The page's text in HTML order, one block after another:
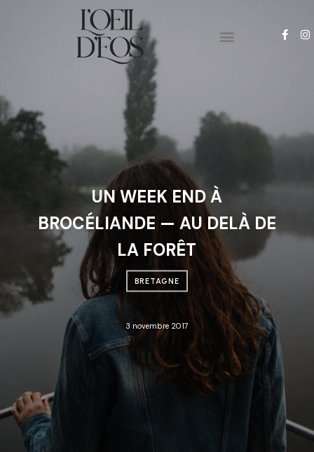
UN WEEK END À
BROCÉLIANDE — AU DELÀ DE
LA FORÊT
BRETAGNE
3 novembre 2017